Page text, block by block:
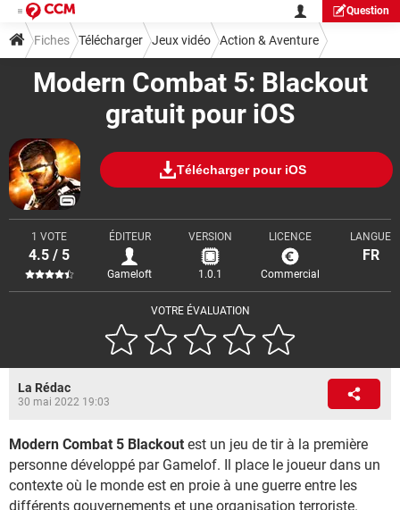
Question
Modern Combat 5: Blackout
gratuit pour iOS
Télécharger pour iOS
VOTRE ÉVALUATION
1 VOTE
4.5 / 5
ÉDITEUR
Gameloft
VERSION
1.0.1
LICENCE
Commercial
LANGUE
FR
Fiches Télécharger Jeux vidéo Action & Aventure
La Rédac
30 mai 2022 19:03
Modern Combat 5 Blackout est un jeu de tir à la première
personne développé par Gamelof. Il place le joueur dans un
contexte où le monde est en proie à une guerre entre les
différents gouvernements et une organisation terroriste.